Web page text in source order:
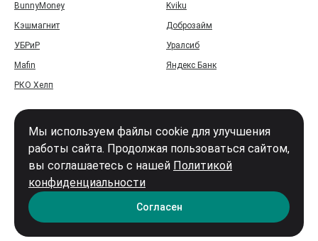
BunnyMoney
Kviku
Кэшмагнит
Доброзайм
УБРиР
Уралсиб
Mafin
Яндекс Банк
РКО Хелп
Карта сайта
Мы используем файлы cookie для улучшения
работы сайта. Продолжая пользоваться сайтом,
вы соглашаетесь с нашей Политикой
конфиденциальности
Согласен